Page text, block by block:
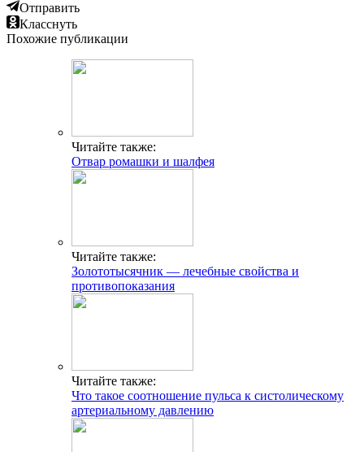
Отправить
Класснуть
Похожие публикации
Читайте также:
Отвар ромашки и шалфея
Читайте также:
Золототысячник — лечебные свойства и
противопоказания
Читайте также:
Что такое соотношение пульса к систолическому
артериальному давлению